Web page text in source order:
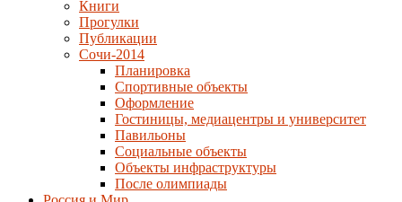
Книги
Прогулки
Публикации
Сочи-2014
Планировка
Спортивные объекты
Оформление
Гостиницы, медиацентры и университет
Павильоны
Социальные объекты
Объекты инфраструктуры
После олимпиады